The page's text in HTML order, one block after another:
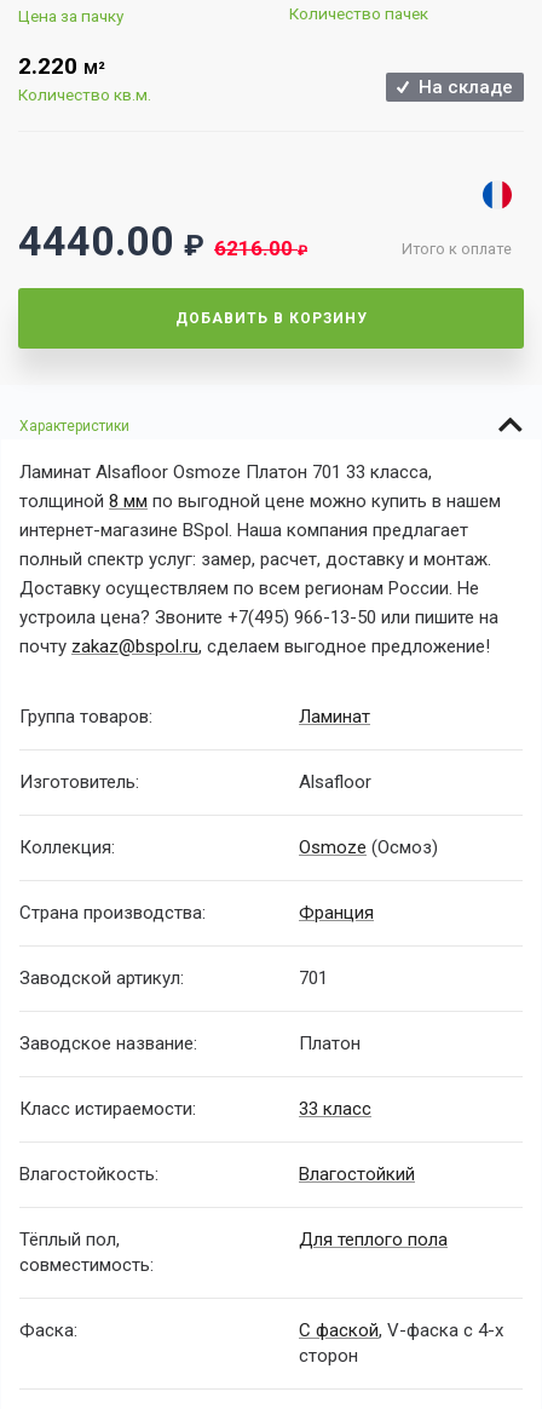
Цена за пачку Количество пачек
2.220 М²
Количество кв.м. На складе
Итого к оплате
4440.00 ₽ 6216.00₽
ДОБАВИТЬ В КОРЗИНУ
Характеристики
Ламинат Alsafloor Osmoze Платон 701 33 класса,
толщиной 8 мм по выгодной цене можно купить в нашем
интернет-магазине BSpol. Наша компания предлагает
полный спектр услуг: замер, расчет, доставку и монтаж.
Доставку осуществляем по всем регионам России. Не
устроила цена? Звоните +7(495) 966-13-50 или пишите на
почту zakaz@bspol.ru, сделаем выгодное предложение!
Группа товаров: Ламинат
Изготовитель: Alsafloor
Коллекция: Osmoze (Осмоз)
Страна производства: Франция
Заводской артикул: 701
Заводское название: Платон
Класс истираемости: 33 класс
Влагостойкость: Влагостойкий
Тёплый пол,
совместимость:
Для теплого пола
Фаска: С фаской, V-фаска с 4-х
сторон